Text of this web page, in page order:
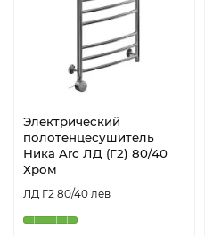
Электрический
полотенцесушитель
Ника Arc ЛД (Г2) 80/40
Хром
ЛД Г2 80/40 лев